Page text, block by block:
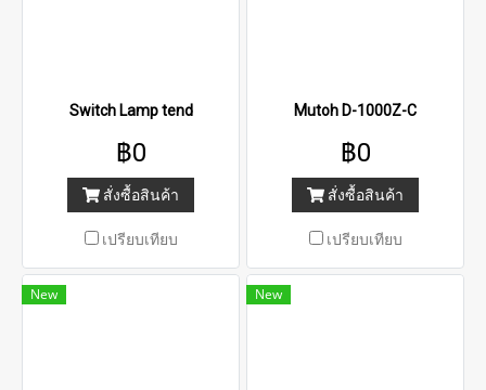
Switch Lamp tend
฿0
สั่งซื้อสินค้า
เปรียบเทียบ
Mutoh D-1000Z-C
฿0
สั่งซื้อสินค้า
เปรียบเทียบ
New New